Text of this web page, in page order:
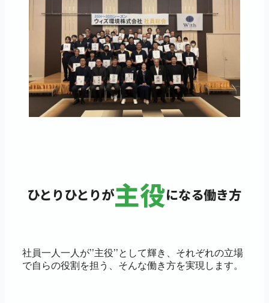
ひとりひとりが主役になる働き方
社員一人一人が’’主役’’として輝き、それぞれの立場
で自らの役割を担う、そんな働き方を実現します。